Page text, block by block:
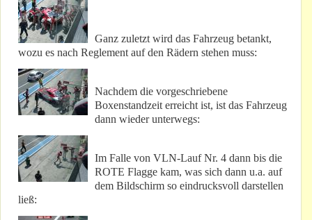
Ganz zuletzt wird das Fahrzeug betankt,
wozu es nach Reglement auf den Rädern stehen muss:
Nachdem die vorgeschriebene
Boxenstandzeit erreicht ist, ist das Fahrzeug
dann wieder unterwegs:
Im Falle von VLN-Lauf Nr. 4 dann bis die
ROTE Flagge kam, was sich dann u.a. auf
dem Bildschirm so eindrucksvoll darstellen
ließ: